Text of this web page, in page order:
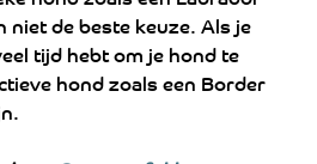
niet de beste keuze. Als je
tijd hebt om je hond te
hond zoals een Border